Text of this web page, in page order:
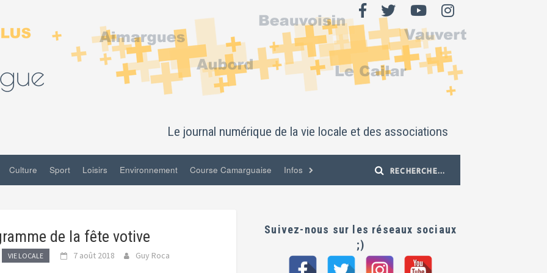
Le journal numérique de la vie locale et des associations
Culture Sport Loisirs Environnement Course Camarguaise Infos
de la fête votive
VIE LOCALE 7 août 2018 Guy Roca
Suivez-nous sur les réseaux sociaux
;)